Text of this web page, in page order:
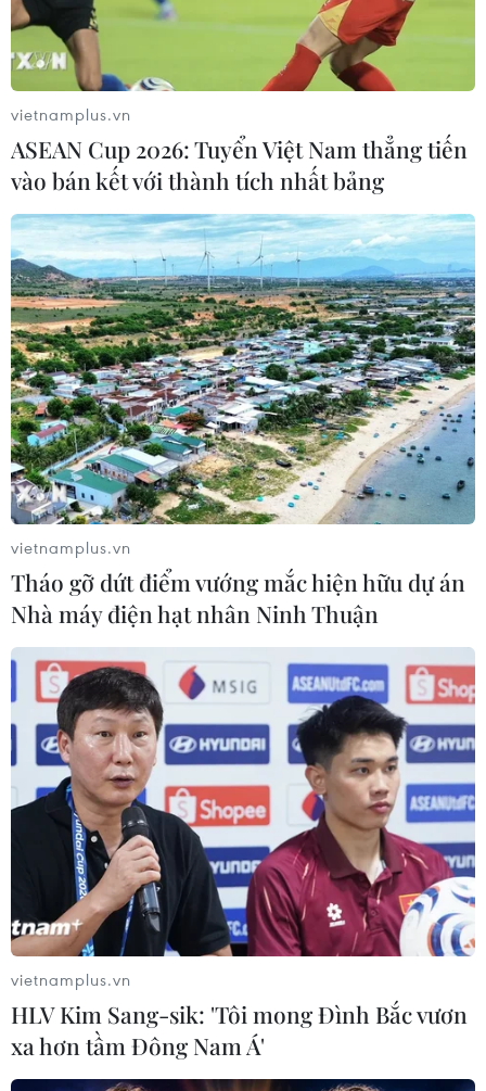
Các tỉnh, thành từ Quảng Trị đến Khánh
Hòa chủ động ứng phó với mưa lũ
15/11/2021 08:18
Dự báo từ ngày 15-18/11, các tỉnh, thành phố từ Thừa
Thiên-Huế đến Phú Yên có mưa to đến rất to với tổng
lượng mưa phổ biến 150-300mm, có nơi trên 350mm; ở
Quảng Trị, Khánh Hòa phổ biến 70-150mm.
Mưa lớn tiếp tục gây ngập lụt, sạt lở
nghiêm trọng tại Bình Định
15/11/2021 13:27
dao động ở mức báo động 3. Hàng trăm nhà dân vùng
ven sông ngập trong nước lũ.
vietnamplus.vn
ASEAN Cup 2026: Tuyển Việt Nam thẳng tiến
vào bán kết với thành tích nhất bảng
vietnamplus.vn
Tháo gỡ dứt điểm vướng mắc hiện hữu dự án
Nhà máy điện hạt nhân Ninh Thuận
vietnamplus.vn
HLV Kim Sang-sik: 'Tôi mong Đình Bắc vươn
xa hơn tầm Đông Nam Á'